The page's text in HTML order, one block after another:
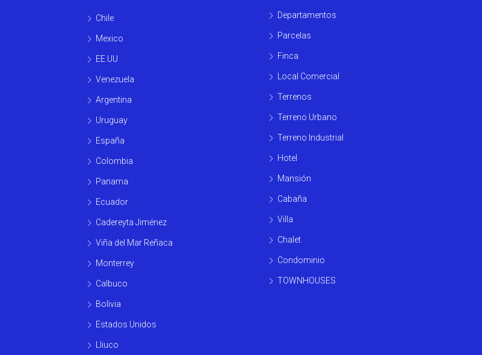
Chile
Mexico
EE.UU
Venezuela
Argentina
Uruguay
España
Colombia
Panama
Ecuador
Cadereyta Jiménez
Viña del Mar Reñaca
Monterrey
Calbuco
Bolivia
Estados Unidos
Lliuco
Departamentos
Parcelas
Finca
Local Comercial
Terrenos
Terreno Urbano
Terreno Industrial
Hotel
Mansión
Cabaña
Villa
Chalet
Condominio
TOWNHOUSES